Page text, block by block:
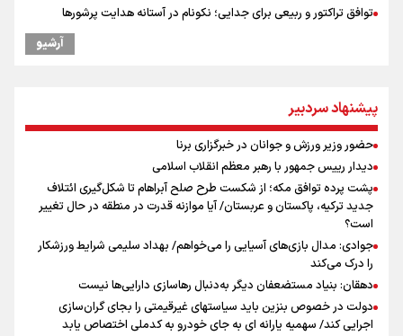
توافق تراکتور و ربیعی برای جدایی؛ نکونام در آستانه هدایت پرشورها
کریمی در خصوص شایعات عدم اجازه مربیگری نکونام: هر کسی گفته نظر
مجرد در کشور داریم
از چتر هسته‌ای پاکستان تا نفوذ ترکیه/ توافق مکه چگونه کمربند امنیتی
عربستان را تقویت می‌کند؟
پاسخ منفی مجیدی، نکونام را سرمربی کرد؛ ماجرای عجیب نیمکت تراکتور
بازدهی اوراق دولتی در آستانه ۴۰ درصد/ سیگنال هشدار به بازار پول و
سرمایه
آرشیو
پیشنهاد سردبیر
حضور وزیر ورزش و جوانان در خبرگزاری برنا
دیدار رییس جمهور با رهبر معظم انقلاب اسلامی
پشت پرده توافق مکه؛ از شکست طرح صلح آبراهام تا شکل‌گیری ائتلاف
جدید ترکیه، پاکستان و عربستان/ آیا موازنه قدرت در منطقه در حال تغییر
است؟
جوادی: مدال بازی‌های آسیایی را می‌خواهم/ بهداد سلیمی شرایط ورزشکار
را درک می‌کند
دهقان: بنیاد مستضعفان دیگر به‌دنبال رهاسازی دارایی‌ها نیست
دولت در خصوص بنزین باید سیاستهای غیرقیمتی را بجای گران‌سازی
اجرایی کند/ سهمیه یارانه ای به جای خودرو به کدملی اختصاص یابد